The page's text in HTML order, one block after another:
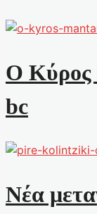
Ο Κύρος
bc
Νέα